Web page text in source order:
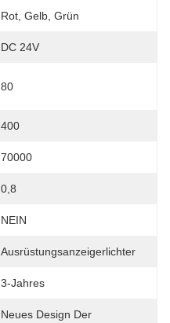
Rot, Gelb, Grün
DC 24V
80
400
70000
0,8
NEIN
Ausrüstungsanzeigerlichter
3-Jahres
Neues Design Der